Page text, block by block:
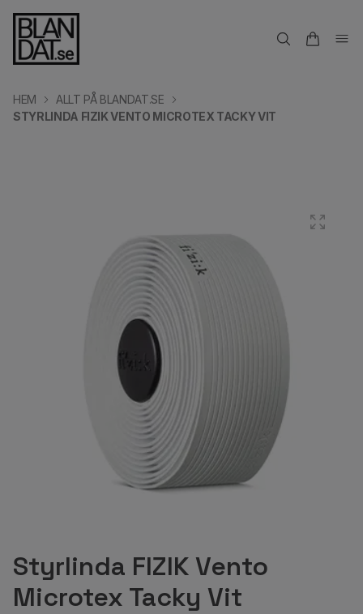
HEM
ALLT PÅ BLANDAT.SE
STYRLINDA FIZIK VENTO MICROTEX TACKY VIT
Styrlinda FIZIK Vento
Microtex Tacky Vit